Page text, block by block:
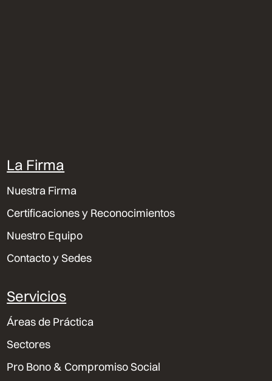
La Firma
Nuestra Firma
Certificaciones y Reconocimientos
Nuestro Equipo
Contacto y Sedes
Servicios
Áreas de Práctica
Sectores
Pro Bono & Compromiso Social